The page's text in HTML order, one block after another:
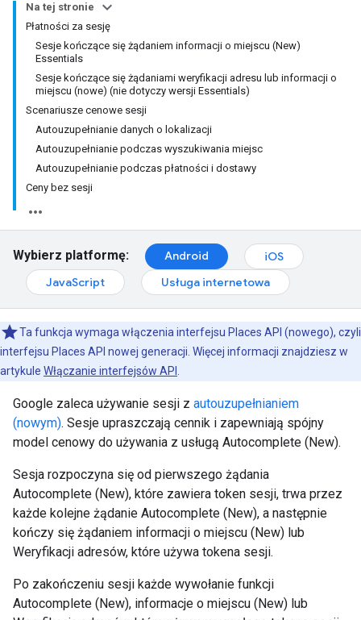
Na tej stronie
Płatności za sesję
Sesje kończące się żądaniem informacji o miejscu (New)
Essentials
Sesje kończące się żądaniami weryfikacji adresu lub informacji o
miejscu (nowe) (nie dotyczy wersji Essentials)
Scenariusze cenowe sesji
Autouzupełnianie danych o lokalizacji
Autouzupełnianie podczas wyszukiwania miejsc
Autouzupełnianie podczas płatności i dostawy
Ceny bez sesji
Wybierz platformę: Android
iOS
JavaScript
Usługa internetowa
Ta funkcja wymaga włączenia interfejsu Places API (nowego), czyli
interfejsu Places API nowej generacji. Więcej informacji znajdziesz w
artykule Włączanie interfejsów API
Google zaleca używanie sesji z autouzupełnianiem
(nowym). Sesje upraszczają cennik i zapewniają spójny
model cenowy do używania z usługą Autocomplete (New).
Sesja rozpoczyna się od pierwszego żądania
Autocomplete (New), które zawiera token sesji, trwa przez
każde kolejne żądanie Autocomplete (New), a następnie
kończy się żądaniem informacji o miejscu (New) lub
Weryfikacji adresów, które używa tokena sesji.
Po zakończeniu sesji każde wywołanie funkcji
Autocomplete (New), informacje o miejscu (New) lub